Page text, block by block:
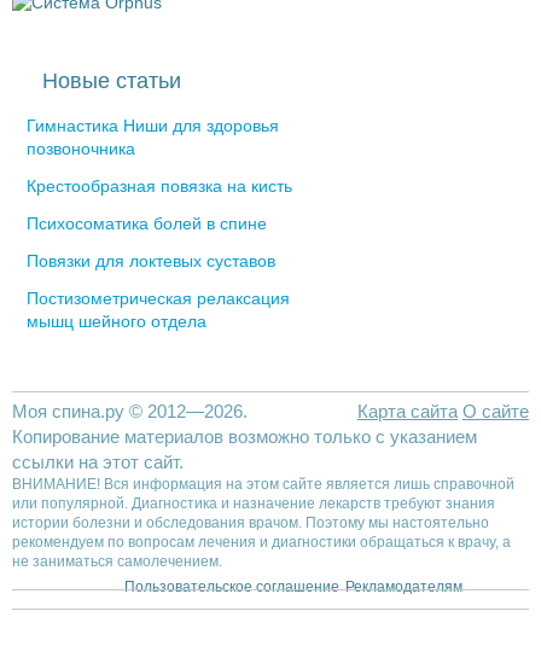
Новые статьи
Гимнастика Ниши для здоровья
позвоночника
Крестообразная повязка на кисть
Психосоматика болей в спине
Повязки для локтевых суставов
Постизометрическая релаксация
мышц шейного отдела
Карта сайта О сайте
Моя спина.ру © 2012—2026.
Копирование материалов возможно только с указанием
ссылки на этот сайт.
ВНИМАНИЕ! Вся информация на этом сайте является лишь справочной
или популярной. Диагностика и назначение лекарств требуют знания
истории болезни и обследования врачом. Поэтому мы настоятельно
рекомендуем по вопросам лечения и диагностики обращаться к врачу, а
не заниматься самолечением.
Пользовательское соглашение Рекламодателям